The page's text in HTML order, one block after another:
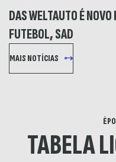
DAS WELTAUTO É
FUTEBOL, SAD
MAIS NOTÍCIAS
TABELA